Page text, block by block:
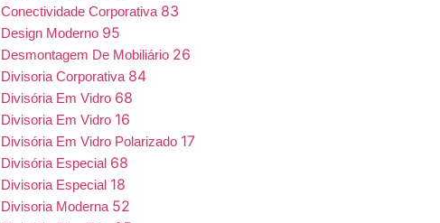
Conectividade Corporativa 83
Design Moderno 95
Desmontagem De Mobiliário 26
Divisoria Corporativa 84
Divisória Em Vidro 68
Divisoria Em Vidro 16
Divisória Em Vidro Polarizado 17
Divisória Especial 68
Divisoria Especial 18
Divisoria Moderna 52